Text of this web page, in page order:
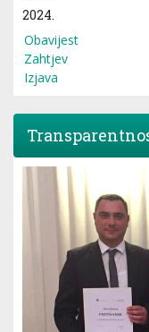
2024.
Obavijest
Zahtjev
Izjava